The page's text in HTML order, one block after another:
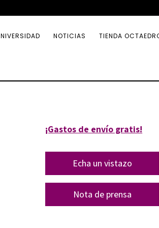
NOTICIAS TIENDA
¡Gastos de envío gratis!
Echa un vistazo
Nota de prensa